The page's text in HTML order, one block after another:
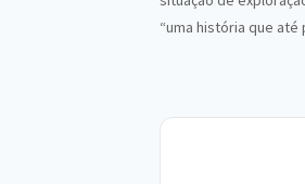
“uma história que